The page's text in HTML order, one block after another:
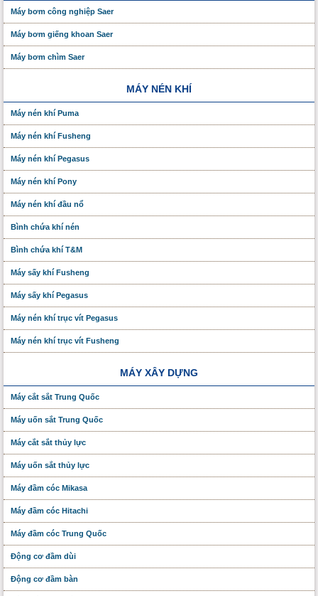
Máy bơm công nghiệp Saer
Máy bơm giếng khoan Saer
Máy bơm chìm Saer
MÁY NÉN KHÍ
Máy nén khí Puma
Máy nén khí Fusheng
Máy nén khí Pegasus
Máy nén khí Pony
Máy nén khí đầu nổ
Bình chứa khí nén
Bình chứa khí T&M
Máy sấy khí Fusheng
Máy sấy khí Pegasus
Máy nén khí trục vít Pegasus
Máy nén khí trục vít Fusheng
MÁY XÂY DỰNG
Máy cắt sắt Trung Quốc
Máy uốn sắt Trung Quốc
Máy cắt sắt thủy lực
Máy uốn sắt thủy lực
Máy đầm cóc Mikasa
Máy đầm cóc Hitachi
Máy đầm cóc Trung Quốc
Động cơ đầm dùi
Động cơ đầm bàn